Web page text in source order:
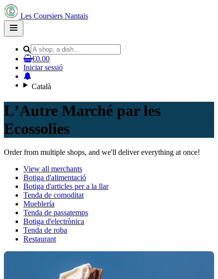
Les Coursiers Nantais
Open
main
€0.00
Iniciar sessió
Català
LʼAutre Marché par les
Ecossolies
Order from multiple shops, and we'll deliver everything at once!
View all merchants
Botiga d'alimentació
Botiga d'articles per a la llar
Tenda de comoditat
Mueblería
Tenda de passatemps
Botiga d'electrònica
Tenda de roba
Restaurant